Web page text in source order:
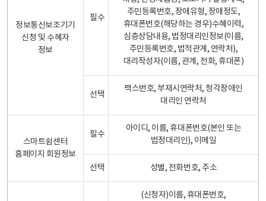
정보통신보조기기
신청 및 수혜자
정보
필수
주민등록번호, 장애유형, 장애정도,
휴대폰번호(해당하는 경우)수혜이력,
심층상담내용, 법정대리인정보(이름,
주민등록번호, 법적관계, 연락처),
대리작성자(이름, 관계, 전화, 휴대폰)
선택
팩스번호, 부재시연락처, 청각장애인
대리인 연락처
스마트쉼센터
홈페이지 회원정보
필수
아이디, 이름, 휴대폰번호(본인 또는
법정대리인), 이메일
선택 성별, 전화번호, 주소
(신청자)이름, 휴대폰번호,